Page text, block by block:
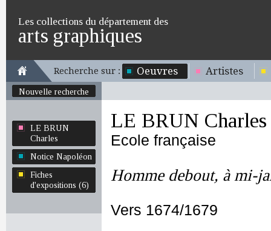
Les collections du département des
arts graphiques
Recherche sur : Oeuvres Artistes
Nouvelle recherche
LE BRUN
Charles
Notice Napoléon
Fiches
d'expositions (6)
LE BRUN Charles
Ecole française
Homme debout, à mi-
Vers 1674/1679